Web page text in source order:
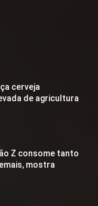
cerveja
de agricultura
Z consome tanto
mostra